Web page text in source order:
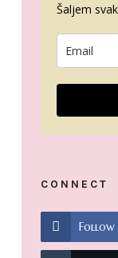
Šaljem
CONNECT
Follow